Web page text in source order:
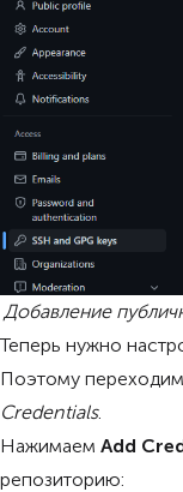
Добавление
Теперь нужно
Поэтому
Credentials.
Нажимаем Add
репозиторию: